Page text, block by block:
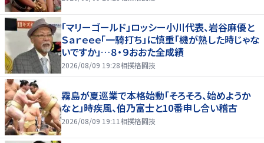
「マリーゴールド」ロッシー小川代表、岩谷麻優と
Ｓａｒｅｅｅ「一騎打ち」に慎重「機が熟した時じゃな
いですか」…８・９おおた全成績
2026/08/09 19:28相撲格闘技
霧島が夏巡業で本格始動「そろそろ、始めようか
なと」時疾風、伯乃富士と10番申し合い稽古
2026/08/09 19:11 相撲格闘技